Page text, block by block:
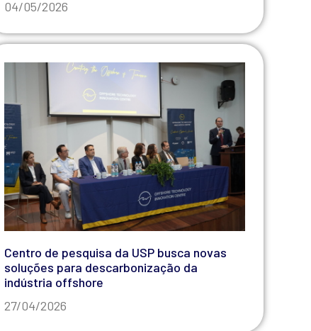
04/05/2026
Centro de pesquisa da USP busca novas
soluções para descarbonização da
indústria offshore
27/04/2026